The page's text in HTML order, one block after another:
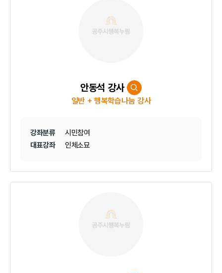
안동석 강사
일반 + 행복학습나눔 강사
강좌분류
시민참여
대표강좌
인체소묘